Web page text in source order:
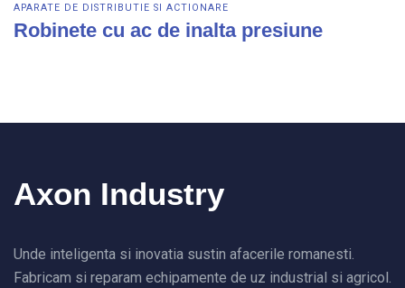
APARATE DE DISTRIBUTIE SI ACTIONARE
Robinete cu ac de inalta presiune
Axon Industry
Unde inteligenta si inovatia sustin afacerile romanesti.
Fabricam si reparam echipamente de uz industrial si agricol.